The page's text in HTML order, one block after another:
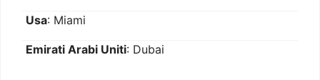
Usa: Miami
Emirati Arabi Uniti: Dubai